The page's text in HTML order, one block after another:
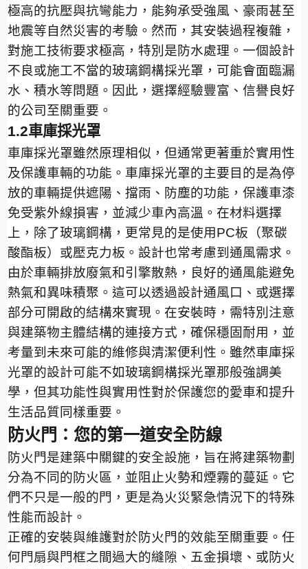
極高的抗壓與抗彎能力，能夠承受強風、豪雨甚至
地震等自然災害的考驗。然而，其安裝過程複雜，
對施工技術要求極高，特別是防水處理。一個設計
不良或施工不當的玻璃鋼構採光罩，可能會面臨漏
水、積水等問題。因此，選擇經驗豐富、信譽良好
的公司至關重要。
1.2車庫採光罩
車庫採光罩雖然原理相似，但通常更著重於實用性
及保護車輛的功能。車庫採光罩的主要目的是為停
放的車輛提供遮陽、擋雨、防塵的功能，保護車漆
免受紫外線損害，並減少車內高溫。在材料選擇
上，除了玻璃鋼構，更常見的是使用PC板（聚碳
酸酯板）或壓克力板。設計也常考慮到通風需求。
由於車輛排放廢氣和引擎散熱，良好的通風能避免
熱氣和異味積聚。這可以透過設計通風口、或選擇
部分可開啟的結構來實現。在安裝時，需特別注意
與建築物主體結構的連接方式，確保穩固耐用，並
考量到未來可能的維修與清潔便利性。雖然車庫採
光罩的設計可能不如玻璃鋼構採光罩那般強調美
學，但其功能性與實用性對於保護您的愛車和提升
生活品質同樣重要。
防火門：您的第一道安全防線
防火門是建築中關鍵的安全設施，旨在將建築物劃
分為不同的防火區，並阻止火勢和煙霧的蔓延。它
們不只是一般的門，更是為火災緊急情況下的特殊
性能而設計。
正確的安裝與維護對於防火門的效能至關重要。任
何門扇與門框之間過大的縫隙、五金損壞、或防火